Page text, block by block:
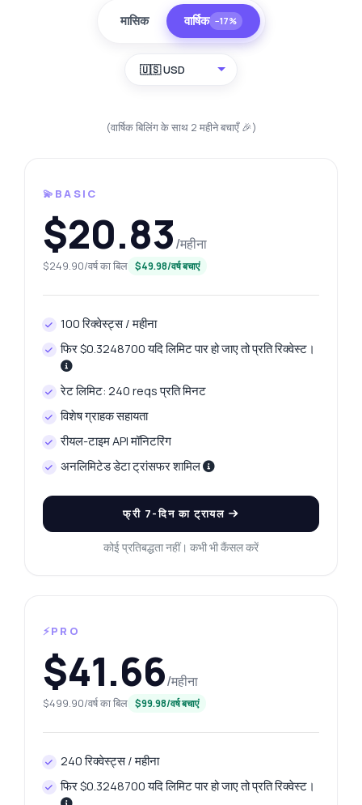
मासिक वार्षिक −17%
🇺🇸 USD
(वार्षिक बिलिंग के साथ 2 महीने बचाएँ 🎉)
💫BASIC
$20.83/महीना
$249.90/वर्ष का बिल $49.98/वर्ष बचाएं
100 रिक्वेस्ट्स / महीना
फिर $0.3248700 यदि लिमिट पार हो जाए तो प्रति रिक्वेस्ट।
रेट लिमिट: 240 reqs प्रति मिनट
विशेष ग्राहक सहायता
रीयल-टाइम API मॉनिटरिंग
अनलिमिटेड डेटा ट्रांसफर शामिल
फ्री 7-दिन का ट्रायल
कोई प्रतिबद्धता नहीं। कभी भी कैंसल करें
⚡PRO
$41.66/महीना
$499.90/वर्ष का बिल $99.98/वर्ष बचाएं
240 रिक्वेस्ट्स / महीना
फिर $0.3248700 यदि लिमिट पार हो जाए तो प्रति रिक्वेस्ट।